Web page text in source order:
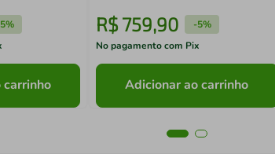
5%
carrinho
R$759,90 -5%
No pagamento com Pix
Adicionar ao carrinho